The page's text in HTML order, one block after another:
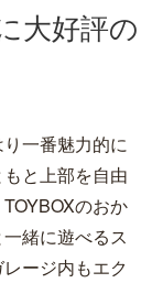
大好評の
一番魅力的に
と上部を自由
のおか
緒に遊べるス
ージ内もエク